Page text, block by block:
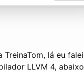
lá eu falei
LLVM 4, abaixo